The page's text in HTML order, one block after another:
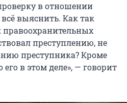
в отношении
выяснить. Как так
преступлению, не
преступника? Кроме
его в этом деле», — говорит